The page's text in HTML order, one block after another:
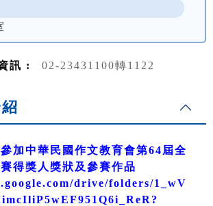
訊 : 02-23431100轉1122
加中華民國作文教育會第64屆全
得獎人獎狀及參賽作品
drive/folders/1_wV